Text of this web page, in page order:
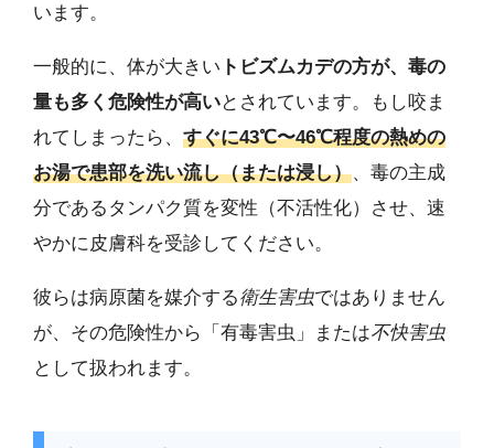
います。
一般的に、体が大きい トビズムカデの方が、毒の
量も多く危険性が高いとされています。もし咬ま
れてしまったら、 すぐに43℃〜46℃程度の熱めの
お湯で患部を洗い流し（または浸し）、毒の主成
分であるタンパク質を変性（不活性化）させ、速
やかに皮膚科を受診してください。
彼らは病原菌を媒介する衛生害虫ではありません
が、その危険性から「有毒害虫」または不快害虫
として扱われます。